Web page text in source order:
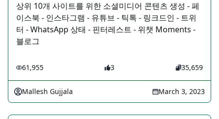
상위 10개 사이트를 위한 소셜미디어 콘텐츠 생성 - 페
이스북 - 인스타그램 - 유튜브 - 틱톡 - 링크드인 - 트위
터 - WhatsApp 상태 - 핀터레스트 - 위챗 Moments -
블로그
61,955 3 35,659
Mallesh Gujjala March 3, 2023